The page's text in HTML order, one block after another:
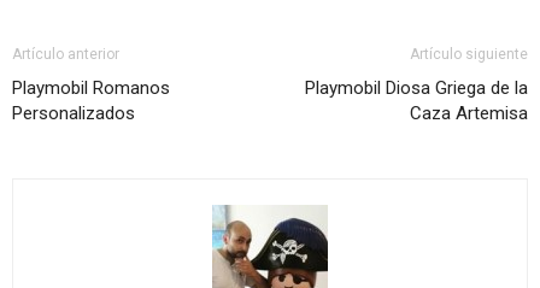
Artículo anterior
Playmobil Romanos
Personalizados
Artículo siguiente
Playmobil Diosa Griega de la
Caza Artemisa